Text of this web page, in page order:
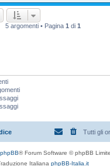
5 argomenti • Pagina 1 di 1
Tutti gli
phpBB® Forum Software © phpBB
Italiana phpBB-Italia.it